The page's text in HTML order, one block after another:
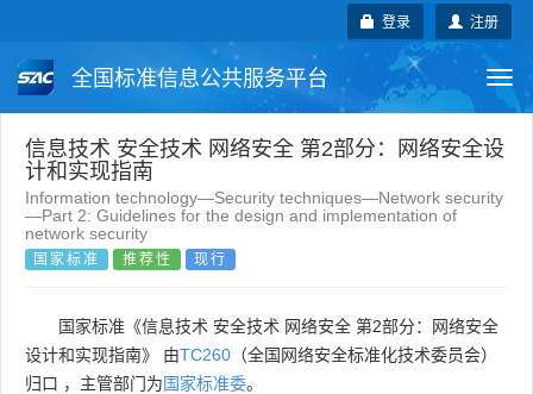
注册
登录
全国标准信息公共服务平台
国家标准 行业标准 地方标准
团体标准 企业标准 国际标准
国外标准 技术委员会
信息技术 安全技术 网络安全 第2部分：网络安全设
计和实现指南
Information technology—Security techniques—Network security
—Part 2: Guidelines for the design and implementation of
network security
国家标准 推荐性 现行
国家标准《信息技术 安全技术 网络安全 第2部分：网络安全
设计和实现指南》 由TC260 （全国网络安全标准化技术委员会）
归口 ，主管部门为国家标准委。